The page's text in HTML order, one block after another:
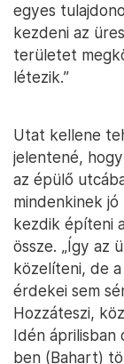
egyes
kezdeni az
területet
létezik.”
Utat kellene
jelentené,
az épülő
mindenkinek
kezdik építeni
össze. „Így az
közelíteni, de
érdekei sem
Hozzáteszi,
Idén áprilisban
ben (Bahart)